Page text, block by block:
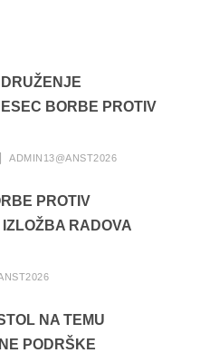
BORBE PROTIV
ADMIN13@ANST2026
PROTIV
RADOVA
NA TEMU
PODRŠKE